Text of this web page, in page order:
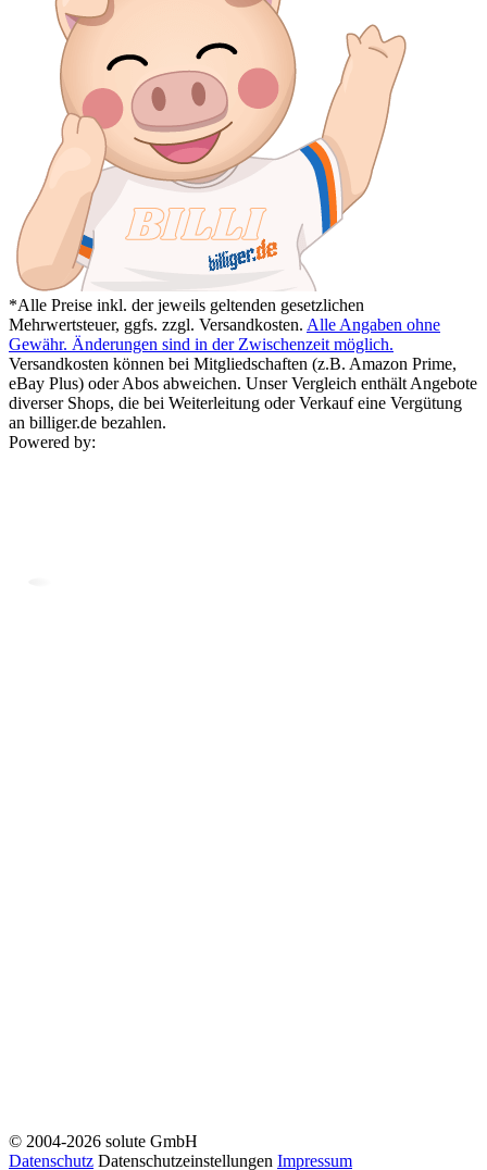
*Alle Preise inkl. der jeweils geltenden gesetzlichen
Mehrwertsteuer, ggfs. zzgl. Versandkosten. Alle Angaben ohne
Gewähr. Änderungen sind in der Zwischenzeit möglich.
Versandkosten können bei Mitgliedschaften (z.B. Amazon Prime,
eBay Plus) oder Abos abweichen. Unser Vergleich enthält Angebote
diverser Shops, die bei Weiterleitung oder Verkauf eine Vergütung
an billiger.de bezahlen.
Powered by:
© 2004-2026 solute GmbH
Datenschutz Datenschutzeinstellungen Impressum